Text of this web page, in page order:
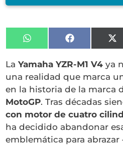
Compartir
en
WhatsApp
Compartir
en
en
LaYamaha YZR-M1 V4 ya
una realidad que marca
en la historia de la marca
MotoGP. Tras décadas
con motor de cuatro
ha decidido abandonar
emblemática para